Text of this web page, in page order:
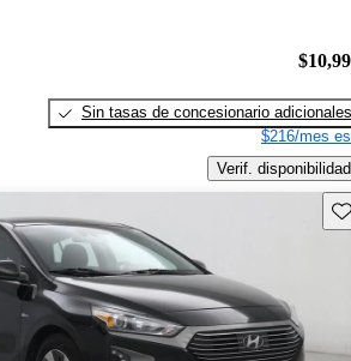
Sin tasas de concesionario adicionales
$216/mes
Verif. disponibilidad